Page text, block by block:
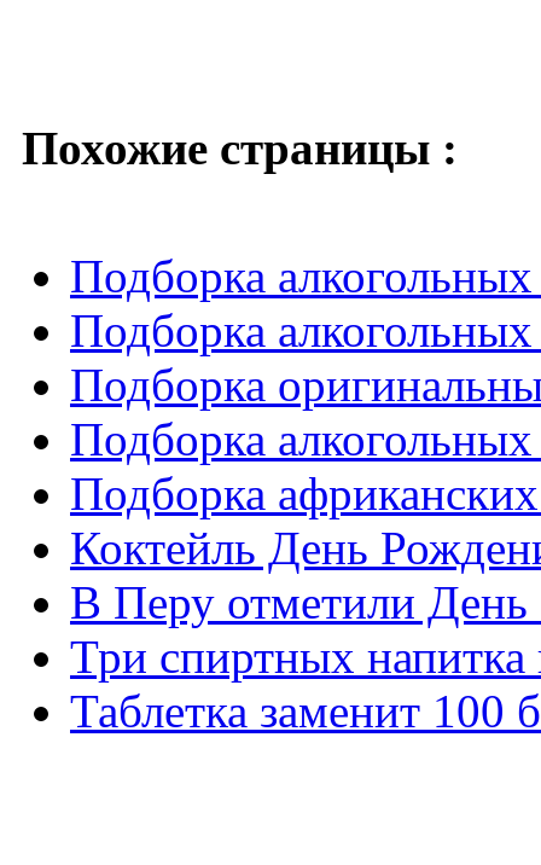
Похожие страницы :
Подборка
Подборка
Подборка
Подборка
Подборка
Коктейль День
В Перу отметили День
Три спиртных
Таблетка заменит 100